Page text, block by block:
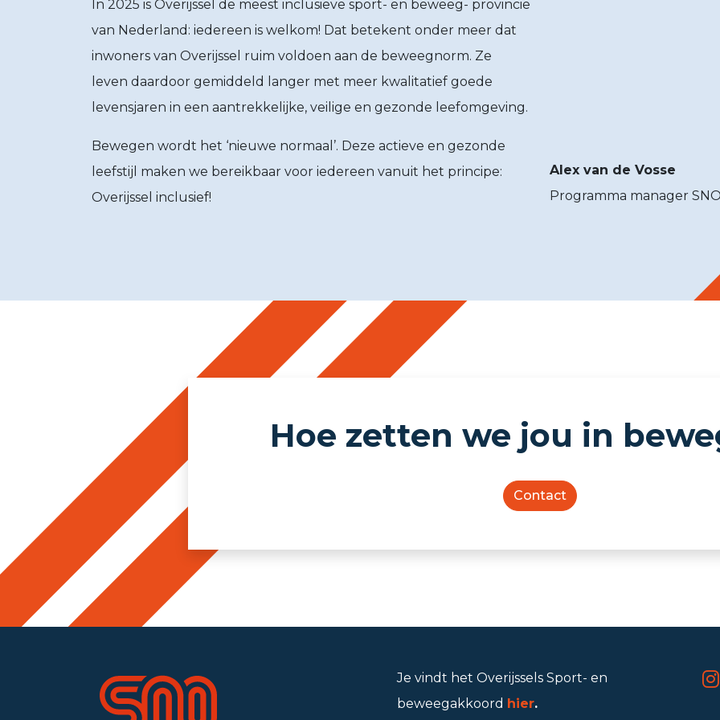
In 2025 is Overijssel de meest inclusieve sport- en beweeg- provincie
van Nederland: iedereen is welkom! Dat betekent onder meer dat
inwoners van Overijssel ruim voldoen aan de beweegnorm. Ze
leven daardoor gemiddeld langer met meer kwalitatief goede
levensjaren in een aantrekkelijke, veilige en gezonde leefomgeving.
Bewegen wordt het ‘nieuwe normaal’. Deze actieve en gezonde
leefstijl maken we bereikbaar voor iedereen vanuit het principe:
Overijssel inclusief!
Alex van de Vosse
Programma manager
Hoe zetten we jou in
Contact
Je vindt het Overijssels Sport- en
beweegakkoord hier.